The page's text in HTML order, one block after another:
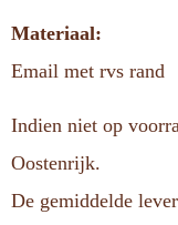
Materiaal:
Email met rvs rand
Indien niet op
Oostenrijk.
De gemiddelde